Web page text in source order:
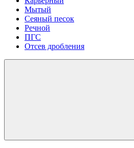
Мытый
Сеяный песок
Речной
ПГС
Отсев дробления